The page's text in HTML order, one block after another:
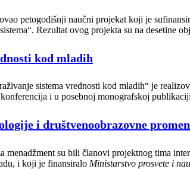
petogodišnji naučni projekat koji je
Rezultat ovog projekta su na desetine
kod mladih
sistema vrednosti kod mladih“ je
i u posebnoj monografskoj
i društvenoobrazovne
menadžment su bili članovi projektnog tima
i koji je finansiralo Ministarstvo prosvete i